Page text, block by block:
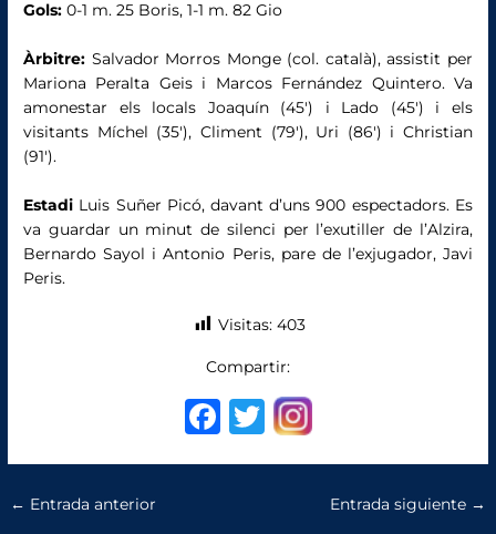
Gols:0-1 m. 25 Boris, 1-1 m. 82 Gio
Àrbitre: Salvador Morros Monge (col. català), assistit per
Mariona Peralta Geis i Marcos Fernández Quintero. Va
amonestar els locals Joaquín (45′) i Lado (45′) i els
visitants Míchel (35′), Climent (79′), Uri (86′) i Christian
(91′).
Estadi Luis Suñer Picó, davant d’uns 900 espectadors. Es
va guardar un minut de silenci per l’exutiller de l’Alzira,
Bernardo Sayol i Antonio Peris, pare de l’exjugador, Javi
Peris.
Visitas: 403
Compartir:
F T
← Entrada anterior Entrada siguiente →